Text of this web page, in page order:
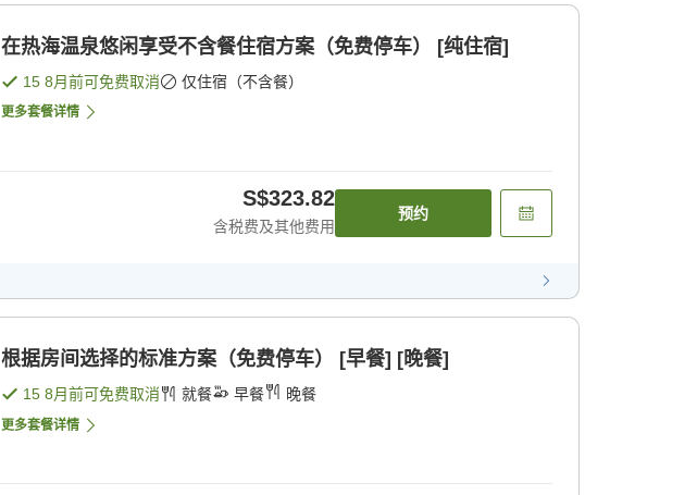
在热海温泉悠闲享受不含餐住宿方案（免费停车） [纯住宿]
15 8月前可免费取消 仅住宿（不含餐）
更多套餐详情
S$323.82
含税费及其他费用
预约
根据房间选择的标准方案（免费停车） [早餐] [晚餐]
15 8月前可免费取消 就餐 早餐 晚餐
更多套餐详情